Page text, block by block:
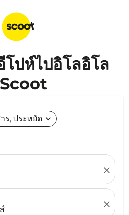
โปห์ไปอิโลอิโล
ร, ประหยัด expand_more
close
close